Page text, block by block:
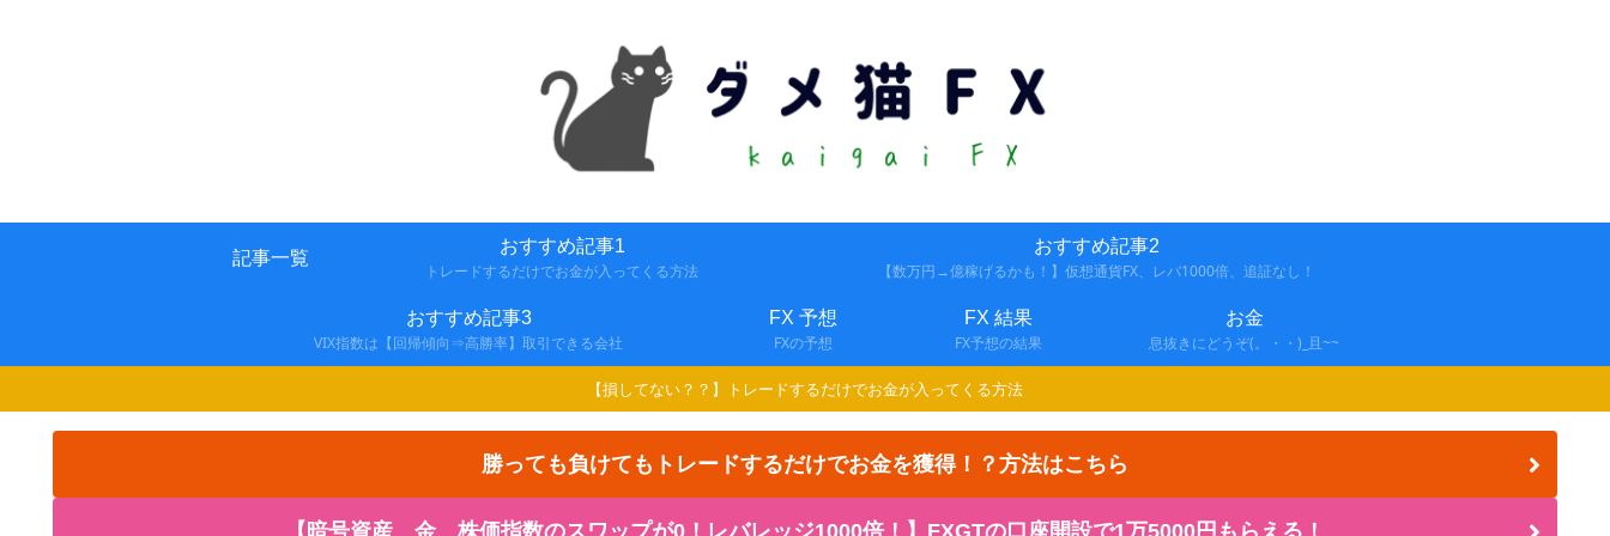
記事一覧
おすすめ記事1
トレードするだけでお金が入ってくる方法
おすすめ記事2
【数万円→億稼げるかも！】仮想通貨FX、レバ1000倍、追証なし！
おすすめ記事3
VIX指数は【回帰傾向⇒高勝率】取引できる会社
FX 予想
FXの予想
FX 結果
FX予想の結果
お金
息抜きにどうぞ(。・・)_且~~
【損してない？？】トレードするだけでお金が入ってくる方法
勝っても負けてもトレードするだけでお金を獲得！？方法はこちら